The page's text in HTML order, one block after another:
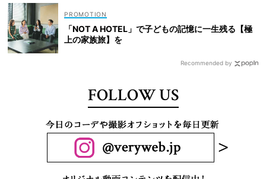
「NOT A HOTEL」で子どもの記憶に一生残る【極
上の家族旅】を
Recommended by
FOLLOW US